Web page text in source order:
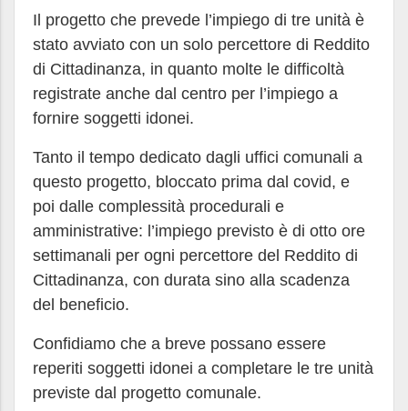
Il progetto che prevede l’impiego di tre unità è
stato avviato con un solo percettore di Reddito
di Cittadinanza, in quanto molte le difficoltà
registrate anche dal centro per l’impiego a
fornire soggetti idonei.
Tanto il tempo dedicato dagli uffici comunali a
questo progetto, bloccato prima dal covid, e
poi dalle complessità procedurali e
amministrative: l’impiego previsto è di otto ore
settimanali per ogni percettore del Reddito di
Cittadinanza, con durata sino alla scadenza
del beneficio.
Confidiamo che a breve possano essere
reperiti soggetti idonei a completare le tre unità
previste dal progetto comunale.